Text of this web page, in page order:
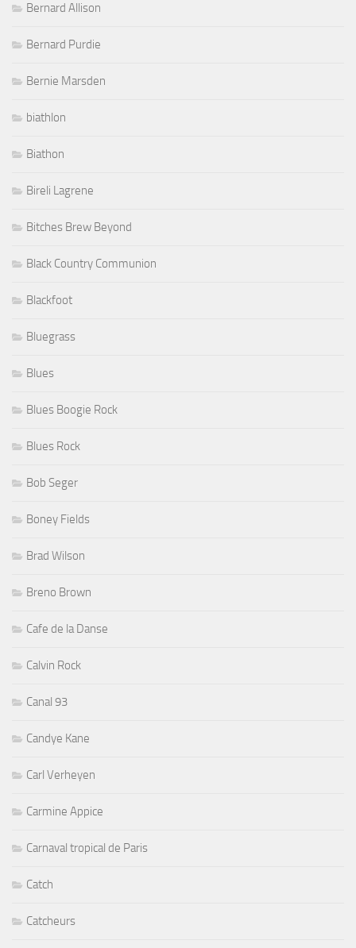
Bernard Allison
Bernard Purdie
Bernie Marsden
biathlon
Biathon
Bireli Lagrene
Bitches Brew Beyond
Black Country Communion
Blackfoot
Bluegrass
Blues
Blues Boogie Rock
Blues Rock
Bob Seger
Boney Fields
Brad Wilson
Breno Brown
Cafe de la Danse
Calvin Rock
Canal 93
Candye Kane
Carl Verheyen
Carmine Appice
Carnaval tropical de Paris
Catch
Catcheurs